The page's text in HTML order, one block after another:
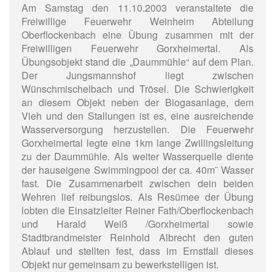
Am Samstag den 11.10.2003 veranstaltete die
Freiwillige Feuerwehr Weinheim Abteilung
Oberflockenbach eine Übung zusammen mit der
Freiwilligen Feuerwehr Gorxheimertal. Als
Übungsobjekt stand die „Daummühle“ auf dem Plan.
Der Jungsmannshof liegt zwischen
Wünschmischelbach und Trösel. Die Schwierigkeit
an diesem Objekt neben der Biogasanlage, dem
Vieh und den Stallungen ist es, eine ausreichende
Wasserversorgung herzustellen. Die Feuerwehr
Gorxheimertal legte eine 1km lange Zwillingsleitung
zu der Daummühle. Als weiter Wasserquelle diente
der hauseigene Swimmingpool der ca. 40m¨ Wasser
fast. Die Zusammenarbeit zwischen dein beiden
Wehren lief reibungslos. Als Resümee der Übung
lobten die Einsatzleiter Reiner Fath/Oberflockenbach
und Harald Weiß /Gorxheimertal sowie
Stadtbrandmeister Reinhold Albrecht den guten
Ablauf und stellten fest, dass im Ernstfall dieses
Objekt nur gemeinsam zu bewerkstelligen ist.